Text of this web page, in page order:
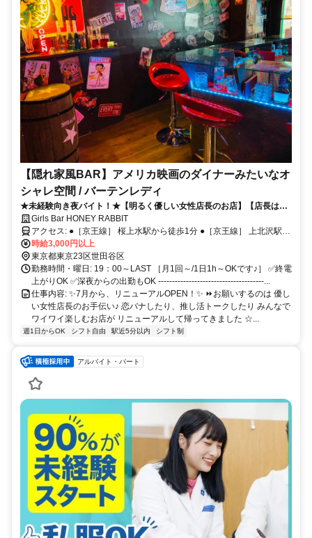
【隠れ家風BAR】アメリカ映画のダイナーみたいなオ
シャレ空間 / バーテンレディ
★未経験向き夜バイト！★【明るく優しい女性店長のお店】【店長は元
学校教師という面白すぎる経歴!!】【1980年代のアメリカ映画の世界に
来ませんか？】
Girls Bar HONEY RABBIT
アクセス: ●［京王線］ 桜上水駅から徒歩1分 ●［京王線］ 上北沢駅か
ら徒歩8分 ●［京王線/世田谷線］ 下高井戸から徒歩10分*
時給3,000円以上
東京都東京23区世田谷区
勤務時間・曜日: 19：00～LAST ［月1回～/1日1h～OKです♪］ ✅終電
上がりOK ✅深夜からの出勤もOK --------------------------------------...
仕事内容: ✨7月から、リニューアルOPEN！✨ ⏩お願いするのは 優し
い女性店長のお手伝い♪ 恋バナしたり、推し活トークしたり みんなで
ワイワイ楽しむお店が リニューアルして帰ってきました ☆...
週1日からOK シフト自由 駅近5分以内 シフト制
アルバイト・パート